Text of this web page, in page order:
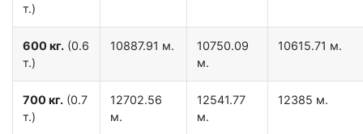
т.)
600 кг. (0.6
т.)
10887.91 м.
10750.09
м.
10615.71 м.
700 кг. (0.7
т.)
12702.56
м.
12541.77
м.
12385 м.